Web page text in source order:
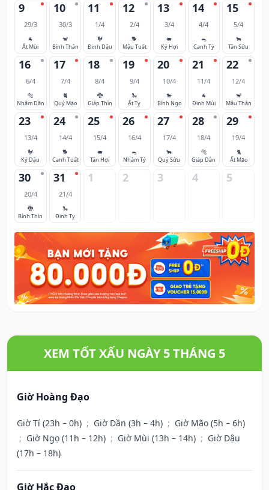
9
29/3
🐐
Ất Mùi
10
30/3
🐒
Bính Thân
11
1/4
🐓
Đinh Dậu
12
2/4
🐕
Mậu Tuất
13
3/4
🐖
Kỷ Hợi
14
4/4
🐀
Canh Tý
15
5/4
🐂
Tân Sửu
16
6/4
🐅
Nhâm Dần
17
7/4
🐈
Quý Mão
18
8/4
🐉
Giáp Thìn
19
9/4
🐍
Ất Tỵ
20
10/4
🐎
Bính Ngọ
21
11/4
🐐
Đinh Mùi
22
12/4
🐒
Mậu Thân
23
13/4
🐓
Kỷ Dậu
24
14/4
🐕
Canh Tuất
25
15/4
🐖
Tân Hợi
26
16/4
🐀
Nhâm Tý
27
17/4
🐂
Quý Sửu
28
18/4
🐅
Giáp Dần
29
19/4
🐈
Ất Mão
30
20/4
🐉
Bính Thìn
31
21/4
🐍
Đinh Tỵ
1 2 3 4 5
XEM TỐT XẤU NGÀY 5 THÁNG 5
Giờ Hoàng Đạo
Giờ Tí (23h – 0h) ; Giờ Dần (3h – 4h) ; Giờ Mão (5h – 6h)
; Giờ Ngọ (11h – 12h) ; Giờ Mùi (13h – 14h) ; Giờ Dậu
(17h – 18h)
Giờ Hắc Đạo